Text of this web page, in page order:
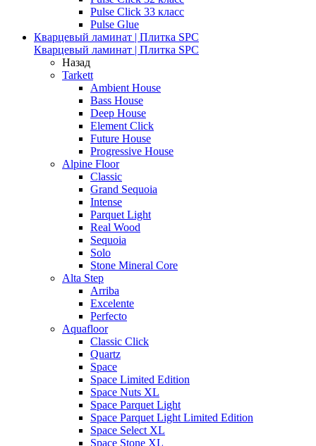
Pulse Click 33 класс
Pulse Glue
Кварцевый ламинат | Плитка SPC
Кварцевый ламинат | Плитка SPC
Назад
Tarkett
Ambient House
Bass House
Deep House
Element Click
Future House
Progressive House
Alpine Floor
Classic
Grand Sequoia
Intense
Parquet Light
Real Wood
Sequoia
Solo
Stone Mineral Core
Alta Step
Arriba
Excelente
Perfecto
Aquafloor
Classic Click
Quartz
Space
Space Limited Edition
Space Nuts XL
Space Parquet Light
Space Parquet Light Limited Edition
Space Select XL
Space Stone XL